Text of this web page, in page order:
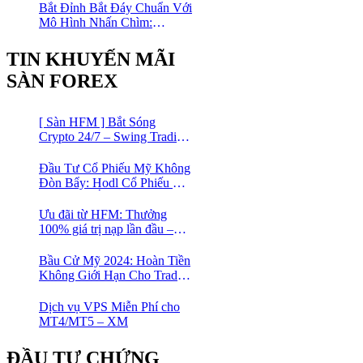
Bắt Đỉnh Bắt Đáy Chuẩn Với
Mô Hình Nhấn Chìm:
Forex Đơn Giản Cho Mọi
Trader
TIN KHUYẾN MÃI
SÀN FOREX
[ Sàn HFM ] Bắt Sóng
Crypto 24/7 – Swing Trading
1:1000
Đầu Tư Cổ Phiếu Mỹ Không
Đòn Bẩy: Hodl Cổ Phiếu Mỹ
Nhuận Đều Đều | cổ phiếu
CFD
Ưu đãi từ HFM: Thưởng
100% giá trị nạp lần đầu –
Thị Trường Ngay!
Bầu Cử Mỹ 2024: Hoàn Tiền
Không Giới Hạn Cho Trader
Dịch vụ VPS Miễn Phí cho
MT4/MT5 – XM
ĐẦU TƯ CHỨNG